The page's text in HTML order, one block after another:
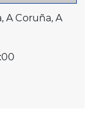
A Coruña, A